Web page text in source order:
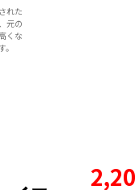
れた
元の
くな